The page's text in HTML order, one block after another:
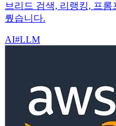
브리드 검색, 리랭킹, 프
뤘습니다.
AI#LLM